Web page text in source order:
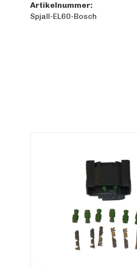
Artikelnummer:
Spjall-EL60-Bosch